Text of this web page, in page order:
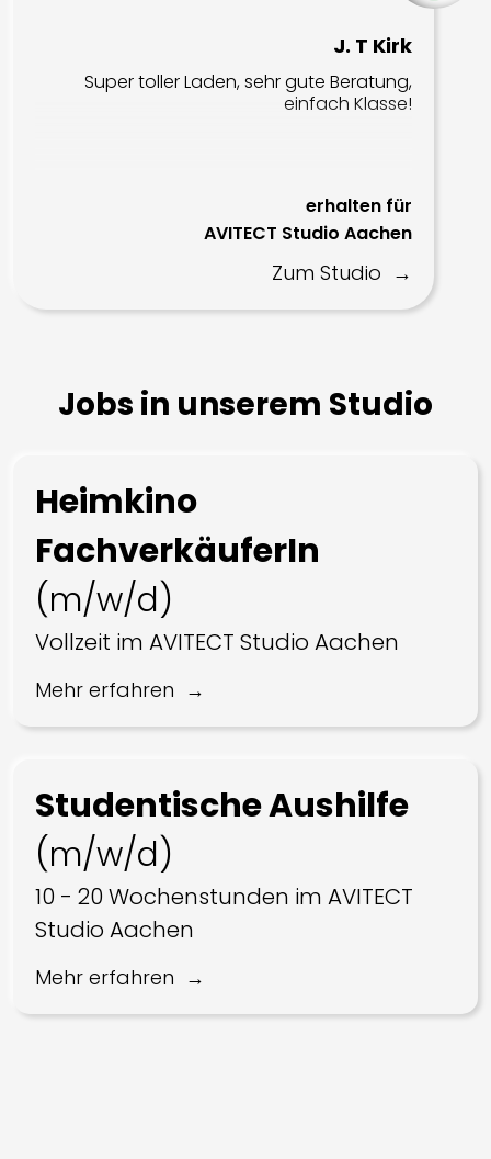
J. T Kirk
Super toller Laden, sehr gute Beratung,
einfach Klasse!
erhalten für
AVITECT Studio Aachen
Zum Studio
Jobs in unserem Studio
Heimkino
FachverkäuferIn
(m/w/d)
Vollzeit im AVITECT Studio Aachen
Mehr erfahren
Studentische Aushilfe
(m/w/d)
10 - 20 Wochenstunden im AVITECT
Studio Aachen
Mehr erfahren